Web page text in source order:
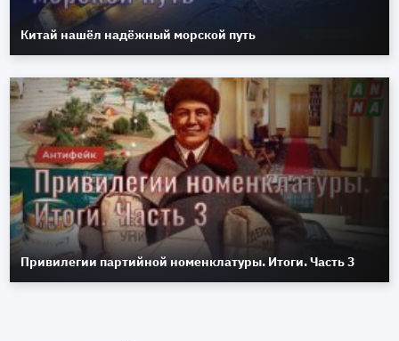
Китай нашёл надёжный морской путь
Привилегии партийной номенклатуры. Итоги. Часть 3